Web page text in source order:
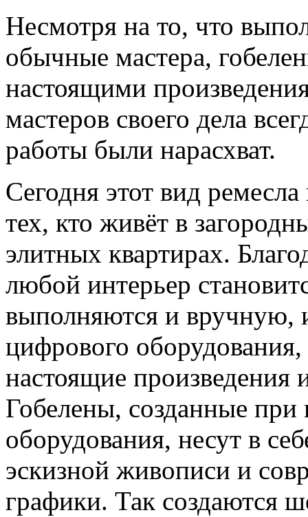
Несмотря на то, что
обычные мастера,
настоящими
мастеров своего дела
работы были нарасхват.
Сегодня этот вид
тех, кто живёт в
элитных квартирах.
любой интерьер
выполняются и вручную,
цифрового
настоящие произведения
Гобелены, созданные
оборудования, несут в
эскизной живописи и
графики. Так создаются